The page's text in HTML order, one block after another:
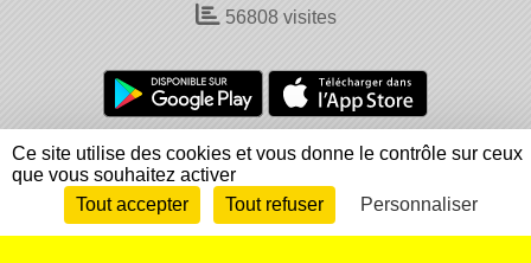
56808visites
Charte cookies
Gestion des cookies
Informations légales
Signaler un contenu inapproprié
Envie de participer ?
Connexion
Ce site utilise des cookies et vous donne le contrôle sur ceux
que vous souhaitez activer
Tout accepter
Tout refuser Personnaliser